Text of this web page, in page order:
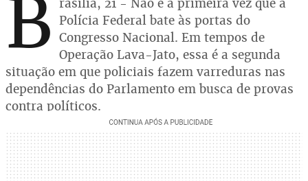
B Polícia Federal bate às portas do
Congresso Nacional. Em tempos de
Operação Lava-Jato, essa é a segunda
situação em que policiais fazem varreduras nas
dependências do Parlamento em busca de provas
contra políticos.